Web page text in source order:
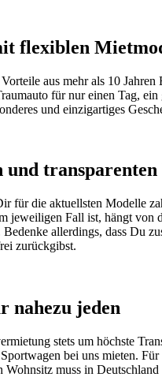
flexiblen
aus mehr als 10
für nur einen Tag,
und einzigartiges
für die aktuellsten Modelle
jeweiligen Fall ist, hängt von
allerdings, dass
zurückgibst.
nahezu jeden
stets um höchste
bei uns mieten.
muss in